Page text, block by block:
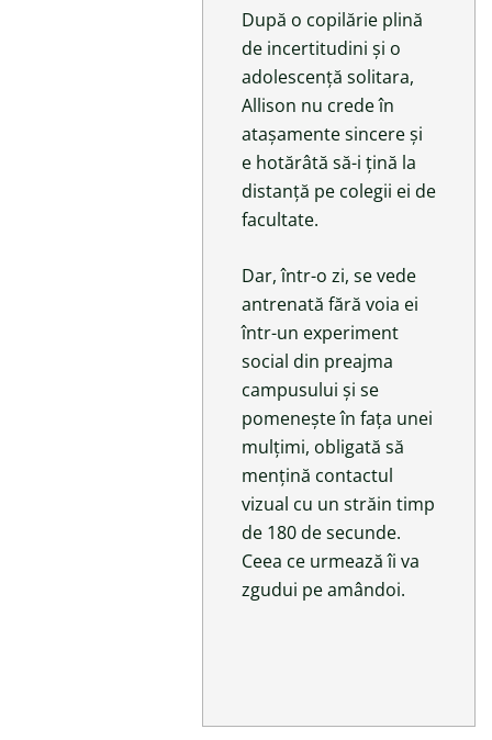
După o copilărie plină
de incertitudini și o
adolescență solitara,
Allison nu crede în
atașamente sincere și
e hotărâtă să-i țină la
distanță pe colegii ei de
facultate.
Dar, într-o zi, se vede
antrenată fără voia ei
într-un experiment
social din preajma
campusului și se
pomenește în fața unei
mulțimi, obligată să
mențină contactul
vizual cu un străin timp
de 180 de secunde.
Ceea ce urmează îi va
zgudui pe amândoi.